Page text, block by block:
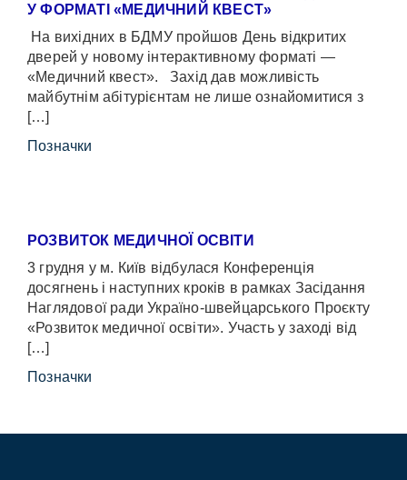
У ФОРМАТІ «МЕДИЧНИЙ КВЕСТ»
На вихідних в БДМУ пройшов День відкритих
дверей у новому інтерактивному форматі —
«Медичний квест». Захід дав можливість
майбутнім абітурієнтам не лише ознайомитися з
[…]
Позначки
РОЗВИТОК МЕДИЧНОЇ ОСВІТИ
3 грудня у м. Київ відбулася Конференція
досягнень і наступних кроків в рамках Засідання
Наглядової ради Україно-швейцарського Проєкту
«Розвиток медичної освіти». Участь у заході від
[…]
Позначки